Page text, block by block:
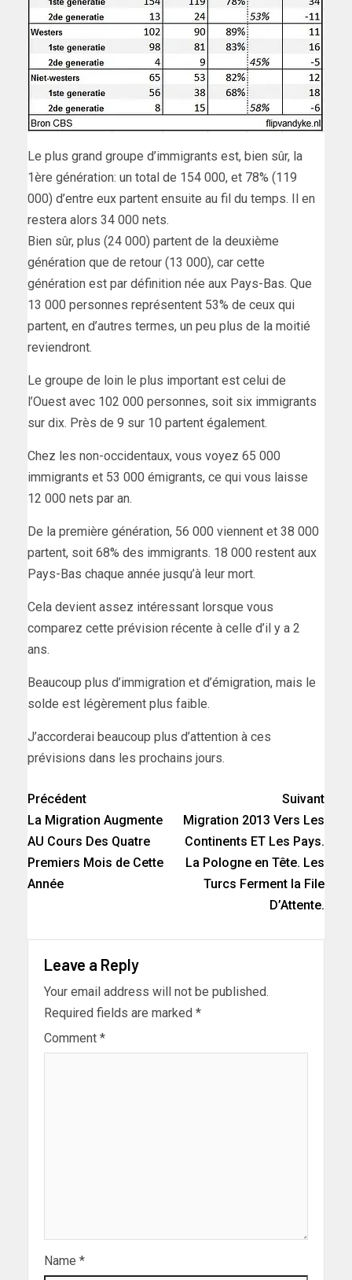
Le plus grand groupe d’immigrants est, bien sûr, la
1ère génération: un total de 154 000, et 78% (119
000) d’entre eux partent ensuite au fil du temps. Il en
restera alors 34 000 nets.
Bien sûr, plus (24 000) partent de la deuxième
génération que de retour (13 000), car cette
génération est par définition née aux Pays-Bas. Que
13 000 personnes représentent 53% de ceux qui
partent, en d’autres termes, un peu plus de la moitié
reviendront.
Le groupe de loin le plus important est celui de
l’Ouest avec 102 000 personnes, soit six immigrants
sur dix. Près de 9 sur 10 partent également.
Chez les non-occidentaux, vous voyez 65 000
immigrants et 53 000 émigrants, ce qui vous laisse
12 000 nets par an.
De la première génération, 56 000 viennent et 38 000
partent, soit 68% des immigrants. 18 000 restent aux
Pays-Bas chaque année jusqu’à leur mort.
Cela devient assez intéressant lorsque vous
comparez cette prévision récente à celle d’il y a 2
ans.
Beaucoup plus d’immigration et d’émigration, mais le
solde est légèrement plus faible.
J’accorderai beaucoup plus d’attention à ces
prévisions dans les prochains jours.
Précédent
La Migration Augmente
AU Cours Des Quatre
Premiers Mois de Cette
Année
Suivant
Migration 2013 Vers Les
Continents ET Les Pays.
La Pologne en Tête. Les
Turcs Ferment la File
D’Attente.
Leave a Reply
Your email address will not be published.
Required fields are marked *
Comment *
Name *